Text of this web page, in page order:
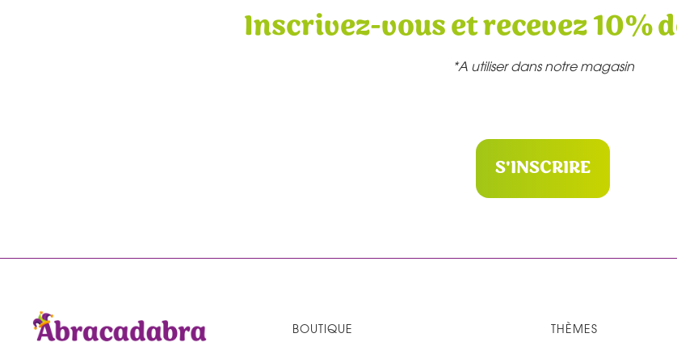
Inscrivez-vous et recevez 10%
*A utiliser dans notre magasin
S'INSCRIRE
BOUTIQUE THÈMES